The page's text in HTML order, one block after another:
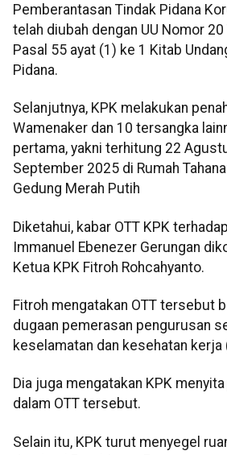
Pemberantasan Tindak Pidana
telah diubah dengan UU Nomor
Pasal 55 ayat (1) ke 1 Kitab
Pidana.
Selanjutnya, KPK melakukan
Wamenaker dan 10 tersangka
pertama, yakni terhitung 22
September 2025 di Rumah
Gedung Merah Putih
Diketahui, kabar OTT KPK
Immanuel Ebenezer Gerungan
Ketua KPK Fitroh Rohcahyanto.
Fitroh mengatakan OTT tersebut
dugaan pemerasan pengurusan
keselamatan dan kesehatan kerja
Dia juga mengatakan KPK
dalam OTT tersebut.
Selain itu, KPK turut menyegel